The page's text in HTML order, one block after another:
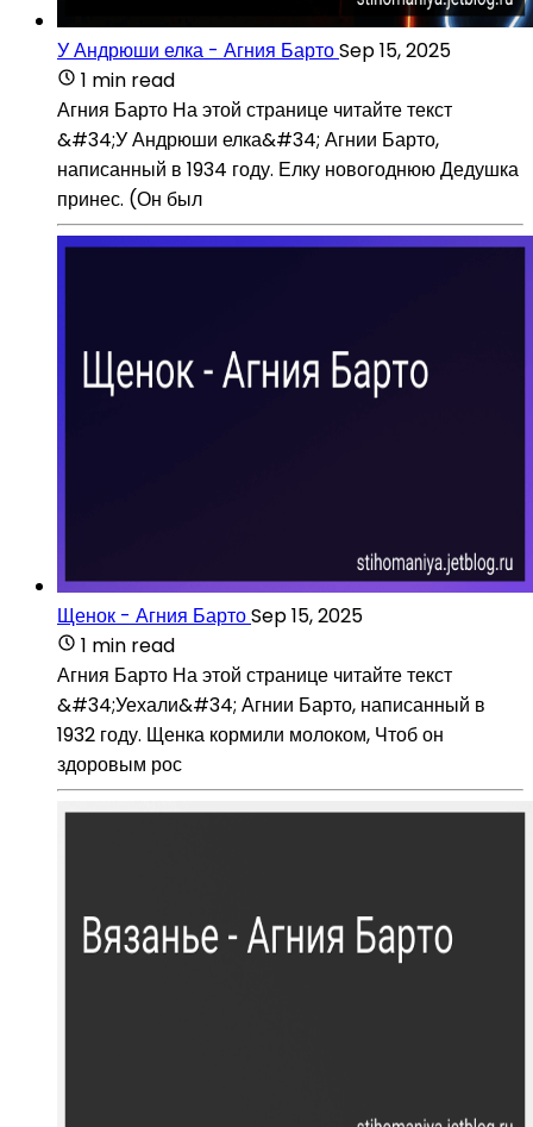
У Андрюши елка - Агния БартоSep 15, 2025
1 min read
Агния Барто На этой странице читайте текст
&#34;У Андрюши елка&#34; Агнии Барто,
написанный в 1934 году. Елку новогоднюю Дедушка
принес. (Он был
Щенок - Агния БартоSep 15, 2025
1 min read
Агния Барто На этой странице читайте текст
&#34;Уехали&#34; Агнии Барто, написанный в
1932 году. Щенка кормили молоком, Чтоб он
здоровым рос